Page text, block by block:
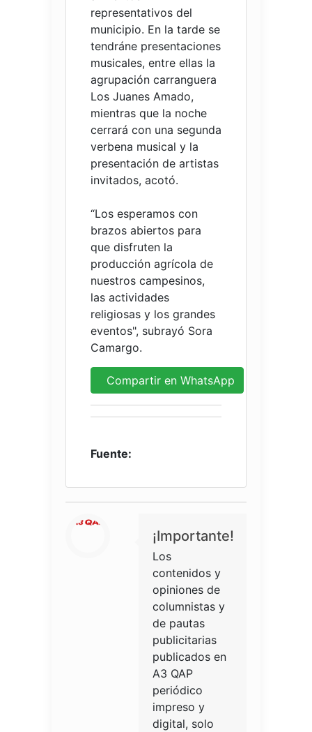
representativos del
municipio. En la tarde se
tendráne presentaciones
musicales, entre ellas la
agrupación carranguera
Los Juanes Amado,
mientras que la noche
cerrará con una segunda
verbena musical y la
presentación de artistas
invitados, acotó.
“Los esperamos con
brazos abiertos para
que disfruten la
producción agrícola de
nuestros campesinos,
las actividades
religiosas y los grandes
eventos", subrayó Sora
Camargo.
Compartir en WhatsApp
Fuente:
¡Importante!
Los
contenidos y
opiniones de
columnistas y
de pautas
publicitarias
publicados en
A3 QAP
periódico
impreso y
digital, solo